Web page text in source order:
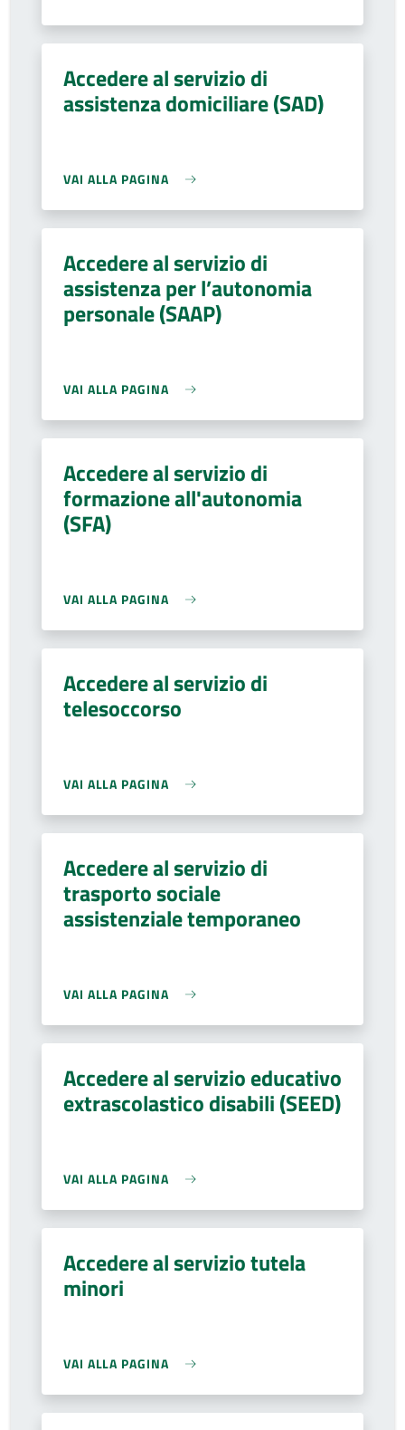
Accedere al servizio di
assistenza domiciliare (SAD)
VAI ALLA PAGINA
Accedere al servizio di
assistenza per l’autonomia
personale (SAAP)
VAI ALLA PAGINA
Accedere al servizio di
formazione all'autonomia
(SFA)
VAI ALLA PAGINA
Accedere al servizio di
telesoccorso
VAI ALLA PAGINA
Accedere al servizio di
trasporto sociale
assistenziale temporaneo
VAI ALLA PAGINA
Accedere al servizio educativo
extrascolastico disabili (SEED)
VAI ALLA PAGINA
Accedere al servizio tutela
minori
VAI ALLA PAGINA